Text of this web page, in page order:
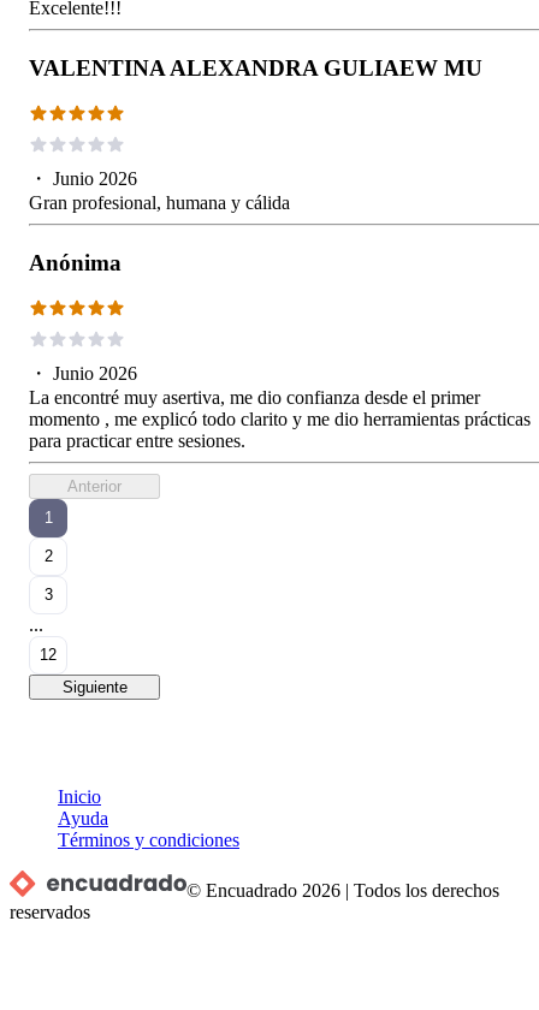
Excelente!!!
VALENTINA ALEXANDRA GULIAEW MU
・ Junio 2026
Gran profesional, humana y cálida
Anónima
・ Junio 2026
La encontré muy asertiva, me dio confianza desde el primer
momento , me explicó todo clarito y me dio herramientas prácticas
para practicar entre sesiones.
Anterior
1
2
3
...
12
Siguiente
Inicio
Ayuda
Términos y condiciones
© Encuadrado 2026 |Todos los derechos
reservados